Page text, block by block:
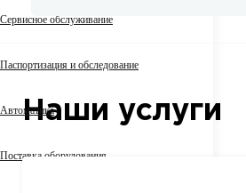
Сервисное обслуживание
Паспортизация и обследование
Автоматика
Поставка оборудования
Наши услуги